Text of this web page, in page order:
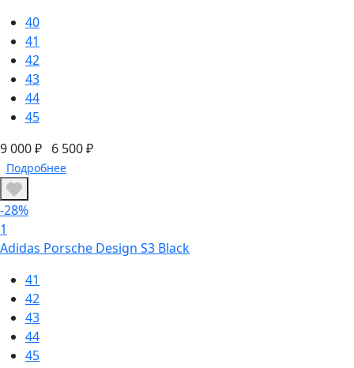
40
41
42
43
44
45
9 000 ₽ 6 500 ₽
Подробнее
-28%
1
Adidas Porsche Design S3 Black
41
42
43
44
45